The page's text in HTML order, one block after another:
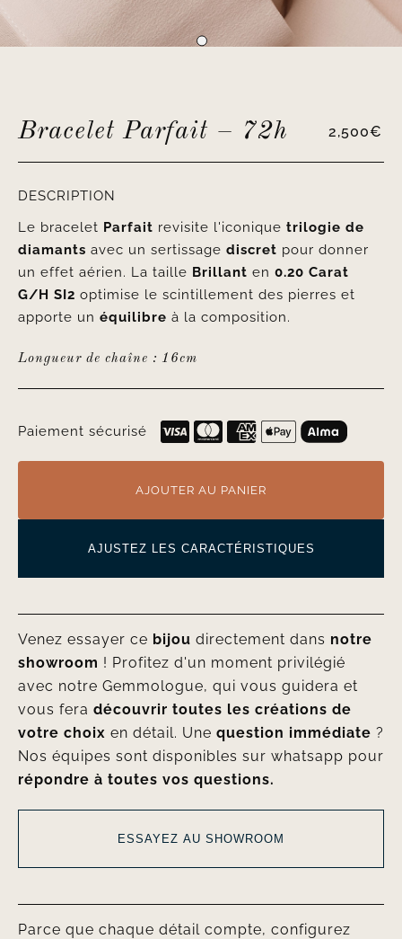
Bracelet Parfait – 72h 2,500€
DESCRIPTION
Le bracelet Parfait revisite l'iconique trilogie de
diamants avec un sertissage discret pour donner
un effet aérien. La taille Brillant en 0.20 Carat
G/H SI2 optimise le scintillement des pierres et
apporte un équilibre à la composition.
Longueur de chaîne : 16cm
Paiement sécurisé
AJOUTER AU PANIER
AJUSTEZ LES CARACTÉRISTIQUES
Venez essayer ce bijou directement dans notre
showroom ! Profitez d'un moment privilégié
avec notre Gemmologue, qui vous guidera et
vous fera découvrir toutes les créations de
votre choix en détail. Une question immédiate ?
Nos équipes sont disponibles sur whatsapp pour
répondre à toutes vos questions.
ESSAYEZ AU SHOWROOM
Parce que chaque détail compte, configurez